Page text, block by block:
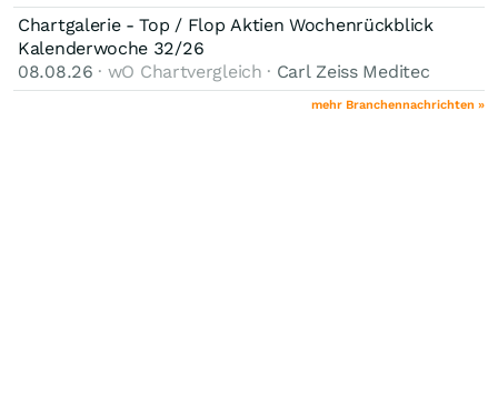
Chartgalerie - Top / Flop Aktien Wochenrückblick
Kalenderwoche 32/26
08.08.26 · wO Chartvergleich · Carl Zeiss Meditec
mehr Branchennachrichten »